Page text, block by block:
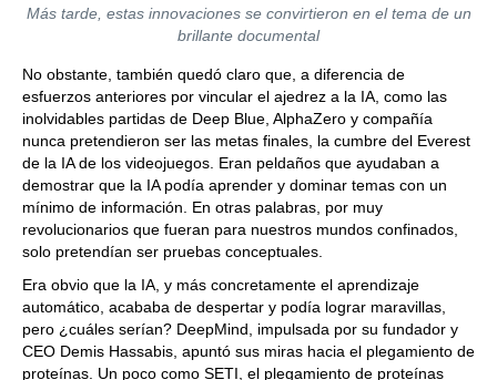
Más tarde, estas innovaciones se convirtieron en el tema de un
brillante documental
No obstante, también quedó claro que, a diferencia de
esfuerzos anteriores por vincular el ajedrez a la IA, como las
inolvidables partidas de Deep Blue, AlphaZero y compañía
nunca pretendieron ser las metas finales, la cumbre del Everest
de la IA de los videojuegos. Eran peldaños que ayudaban a
demostrar que la IA podía aprender y dominar temas con un
mínimo de información. En otras palabras, por muy
revolucionarios que fueran para nuestros mundos confinados,
solo pretendían ser pruebas conceptuales.
Era obvio que la IA, y más concretamente el aprendizaje
automático, acababa de despertar y podía lograr maravillas,
pero ¿cuáles serían? DeepMind, impulsada por su fundador y
CEO Demis Hassabis, apuntó sus miras hacia el plegamiento de
proteínas. Un poco como SETI, el plegamiento de proteínas